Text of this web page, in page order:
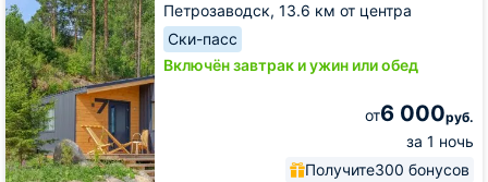
Петрозаводск, 13.6 км от центра
Ски-пасс
Включён завтрак и ужин или обед
от6 000руб.
за 1 ночь
Получите300 бонусов